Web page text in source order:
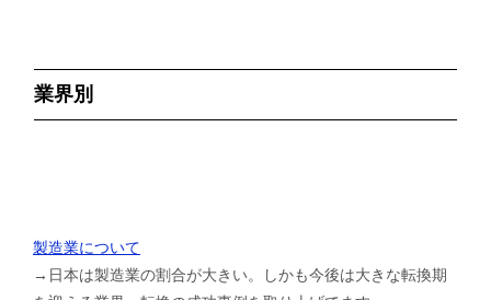
業界別
製造業について
→日本は製造業の割合が大きい。しかも今後は大きな転換期